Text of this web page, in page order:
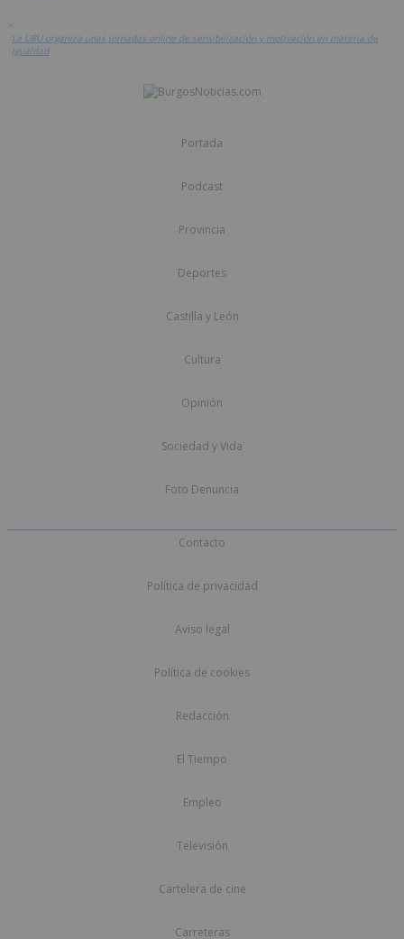
>
La UBU organiza unas jornadas online de sensibilización y motivación en materia de
igualdad
Portada
Podcast
Provincia
Deportes
Castilla y León
Cultura
Opinión
Sociedad y Vida
Foto Denuncia
Contacto
Política de privacidad
Aviso legal
Política de cookies
Redacción
El Tiempo
Empleo
Televisión
Cartelera de cine
Carreteras